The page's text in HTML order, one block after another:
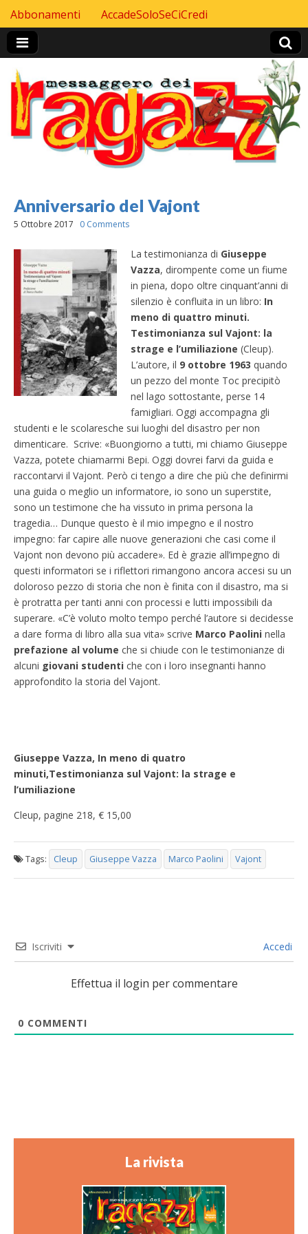
Header Top menu
Skip to content
Abbonamenti AccadeSoloSeCiCredi
Anniversario del Vajont
5 Ottobre 2017 0 Comments
La testimonianza di Giuseppe
Vazza, dirompente come un fiume
in piena, dopo oltre cinquant’anni di
silenzio è confluita in un libro: In
meno di quattro minuti.
Testimonianza sul Vajont: la
strage e l’umiliazione (Cleup).
L’autore, il 9 ottobre 1963 quando
un pezzo del monte Toc precipitò
nel lago sottostante, perse 14
famigliari. Oggi accompagna gli
studenti e le scolaresche sui luoghi del disastro per non
dimenticare. Scrive: «Buongiorno a tutti, mi chiamo Giuseppe
Vazza, potete chiamarmi Bepi. Oggi dovrei farvi da guida e
raccontarvi il Vajont. Però ci tengo a dire che più che definirmi
una guida o meglio un informatore, io sono un superstite,
sono un testimone che ha vissuto in prima persona la
tragedia… Dunque questo è il mio impegno e il nostro
impegno: far capire alle nuove generazioni che casi come il
Vajont non devono più accadere». Ed è grazie all’impegno di
questi informatori se i riflettori rimangono ancora accesi su un
doloroso pezzo di storia che non è finita con il disastro, ma si
è protratta per tanti anni con processi e lutti impossibili da
superare. «C’è voluto molto tempo perché l’autore si decidesse
a dare forma di libro alla sua vita» scrive Marco Paolini nella
prefazione al volume che si chiude con le testimonianze di
alcuni giovani studenti che con i loro insegnanti hanno
approfondito la storia del Vajont.
Giuseppe Vazza, In meno di quatro
minuti,Testimonianza sul Vajont: la strage e
l’umiliazione
Cleup, pagine 218, € 15,00
Tags: Cleup Giuseppe Vazza Marco Paolini Vajont
Iscriviti Accedi
Effettua il login per commentare
0 COMMENTI
La rivista